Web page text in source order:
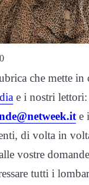
che mette in
e i nostri lettori:
e
di volta in
vostre
tutti i